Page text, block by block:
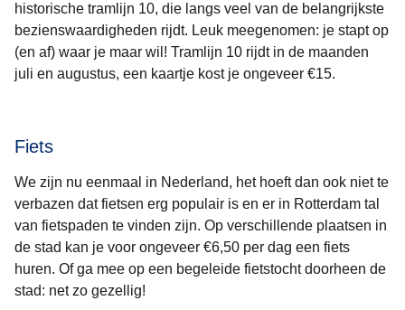
historische tramlijn 10, die langs veel van de belangrijkste
bezienswaardigheden rijdt. Leuk meegenomen: je stapt op
(en af) waar je maar wil! Tramlijn 10 rijdt in de maanden
juli en augustus, een kaartje kost je ongeveer €15.
Fiets
We zijn nu eenmaal in Nederland, het hoeft dan ook niet te
verbazen dat fietsen erg populair is en er in Rotterdam tal
van fietspaden te vinden zijn. Op verschillende plaatsen in
de stad kan je voor ongeveer €6,50 per dag een fiets
huren. Of ga mee op een begeleide fietstocht doorheen de
stad: net zo gezellig!